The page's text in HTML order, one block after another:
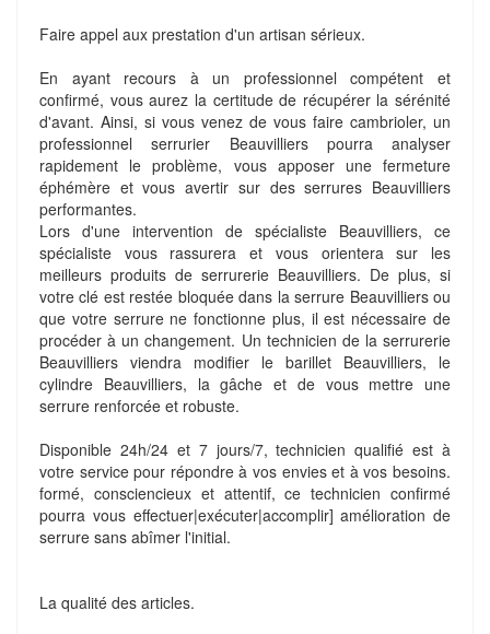
Faire appel aux prestation d'un artisan sérieux.
En ayant recours à un professionnel compétent et
confirmé, vous aurez la certitude de récupérer la sérénité
d'avant. Ainsi, si vous venez de vous faire cambrioler, un
professionnel serrurier Beauvilliers pourra analyser
rapidement le problème, vous apposer une fermeture
éphémère et vous avertir sur des serrures Beauvilliers
performantes.
Lors d'une intervention de spécialiste Beauvilliers, ce
spécialiste vous rassurera et vous orientera sur les
meilleurs produits de serrurerie Beauvilliers. De plus, si
votre clé est restée bloquée dans la serrure Beauvilliers ou
que votre serrure ne fonctionne plus, il est nécessaire de
procéder à un changement. Un technicien de la serrurerie
Beauvilliers viendra modifier le barillet Beauvilliers, le
cylindre Beauvilliers, la gâche et de vous mettre une
serrure renforcée et robuste.
Disponible 24h/24 et 7 jours/7, technicien qualifié est à
votre service pour répondre à vos envies et à vos besoins.
formé, consciencieux et attentif, ce technicien confirmé
pourra vous effectuer|exécuter|accomplir] amélioration de
serrure sans abîmer l'initial.
La qualité des articles.